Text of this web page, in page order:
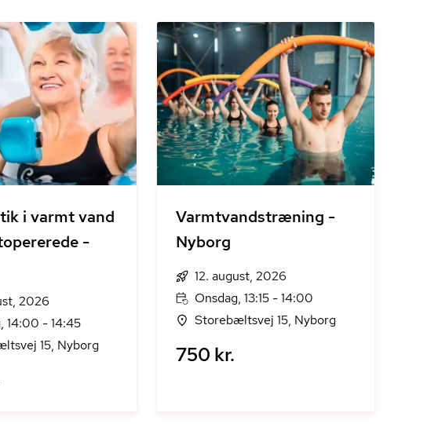
i varmt vand
-
2026
14:00 - 14:45
15, Nyborg
Varmtvandstræning -
Nyborg
12. august, 2026
Onsdag, 13:15 - 14:00
Storebæltsvej 15, Nyborg
750 kr.